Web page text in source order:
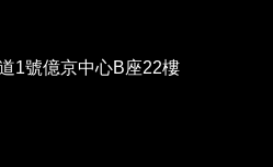
1號億京中心B座22樓